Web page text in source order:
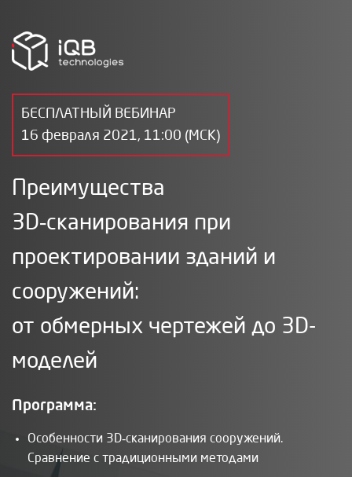
БЕСПЛАТНЫЙ ВЕБИНАР
16 февраля 2021, 11:00 (МСК)
Преимущества
3D‑сканирования при
проектировании зданий и
сооружений:
от обмерных чертежей до 3D-
моделей
Программа:
Особенности 3D‑сканирования сооружений.
Сравнение с традиционными методами